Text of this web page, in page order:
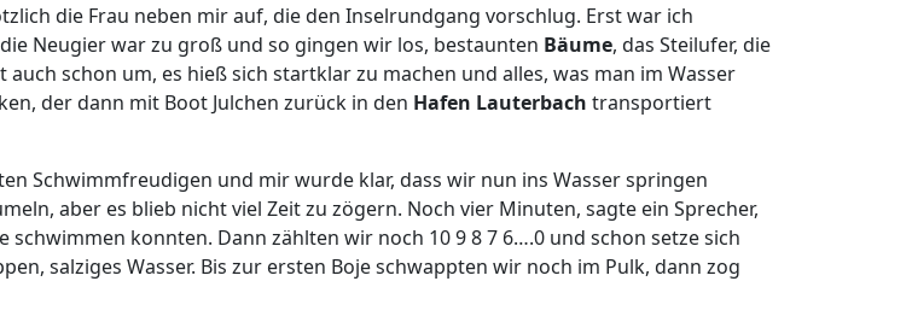
die Frau neben mir auf, die den Inselrundgang vorschlug. Erst war ich
Neugier war zu groß und so gingen wir los, bestaunten Bäume, das Steilufer, die
schon um, es hieß sich startklar zu machen und alles, was man im Wasser
der dann mit Boot Julchen zurück in den Hafen Lauterbach transportiert
Schwimmfreudigen und mir wurde klar, dass wir nun ins Wasser springen
aber es blieb nicht viel Zeit zu zögern. Noch vier Minuten, sagte ein Sprecher,
konnten. Dann zählten wir noch 10 9 8 7 6….0 und schon setze sich
salziges Wasser. Bis zur ersten Boje schwappten wir noch im Pulk, dann zog